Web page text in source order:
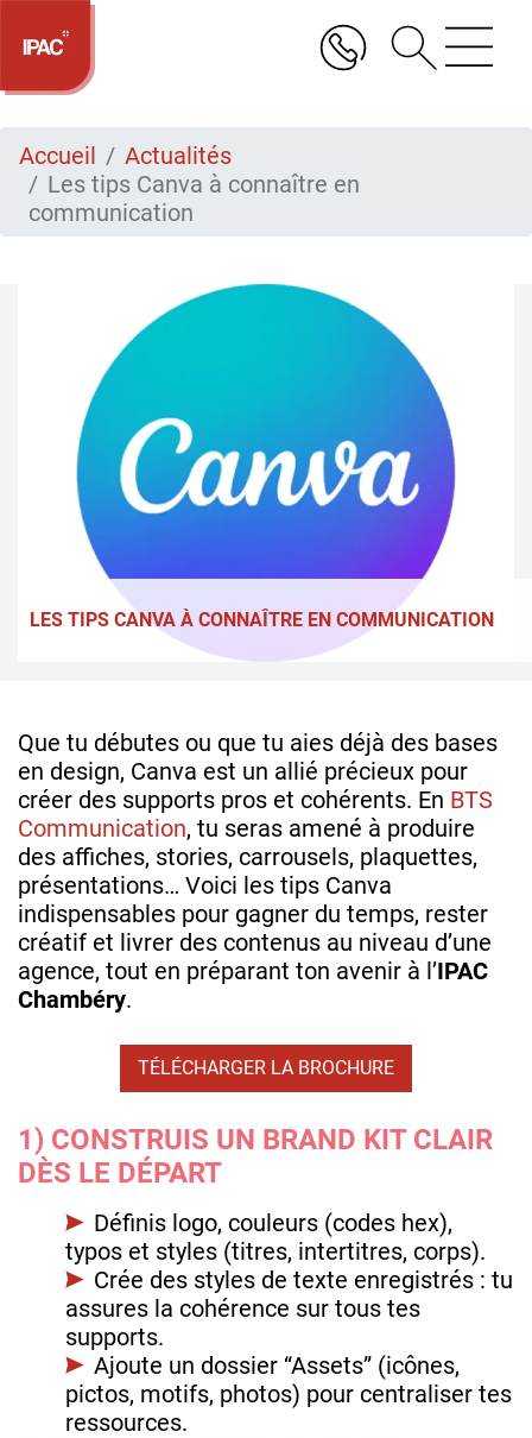
Aller
contenu
Accueil
Actualités
Les tips Canva à connaître en
communication
LES TIPS CANVA À CONNAÎTRE EN COMMUNICATION
Que tu débutes ou que tu aies déjà des bases
en design, Canva est un allié précieux pour
créer des supports pros et cohérents. En BTS
Communication, tu seras amené à produire
des affiches, stories, carrousels, plaquettes,
présentations… Voici les tips Canva
indispensables pour gagner du temps, rester
créatif et livrer des contenus au niveau d’une
agence, tout en préparant ton avenir à l’IPAC
Chambéry.
TÉLÉCHARGER LA BROCHURE
1) CONSTRUIS UN BRAND KIT CLAIR
DÈS LE DÉPART
Définis logo, couleurs (codes hex),
typos et styles (titres, intertitres, corps).
Crée des styles de texte enregistrés : tu
assures la cohérence sur tous tes
supports.
Ajoute un dossier “Assets” (icônes,
pictos, motifs, photos) pour centraliser tes
ressources.